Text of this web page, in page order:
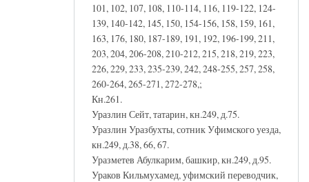
101, 102, 107, 108, 110-114, 116, 119-122, 124-
139, 140-142, 145, 150, 154-156, 158, 159, 161,
163, 176, 180, 187-189, 191, 192, 196-199, 211,
203, 204, 206-208, 210-212, 215, 218, 219, 223,
226, 229, 233, 235-239, 242, 248-255, 257, 258,
260-264, 265-271, 272-278,;
Кн.261.
Уразлин Сейт, татарин, кн.249, д.75.
Уразлин Уразбухты, сотник Уфимского уезда,
кн.249, д.38, 66, 67.
Уразметев Абулкарим, башкир, кн.249, д.95.
Ураков Кильмухамед, уфимский переводчик,